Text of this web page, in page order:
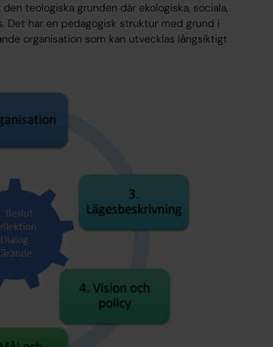
teologiska grunden där ekologiska, sociala,
Det har en pedagogisk struktur med grund i
organisation som kan utvecklas långsiktigt